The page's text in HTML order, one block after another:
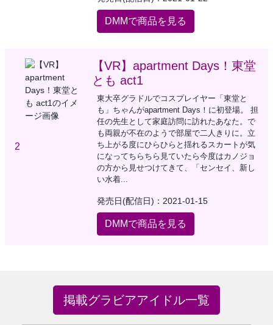
DMMで商品を見る
2
【VR】apartment Days！東堂
とも act1
東大卒グラドルでコスプレイヤー「東堂と
も」ちゃんがapartment Days！に初登場。 担
任の先生として家庭訪問に訪れたあなた。で
も両親が不在のようで部屋で二人きりに。立
ち上がる度にひらひらと揺れるスカートが気
になってちらちら見ていたら今度はカノジョ
の方から見せつけてきて、「センセイ、新し
い水着...
発売日(配信日)：2021-01-15
DMMで商品を見る
掲載グラビアアイドル一覧